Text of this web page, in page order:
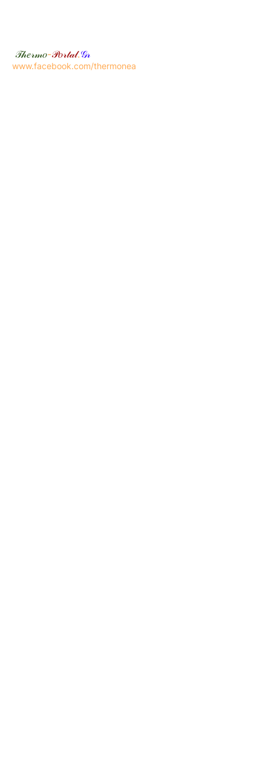
𝒯𝒽𝑒𝓇𝓂𝑜-𝒫𝑜𝓇𝓉𝒶𝓁.𝒢𝓇
www.facebook.com/thermonea